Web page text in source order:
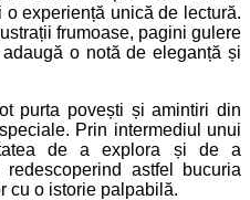
o experiență unică de lectură.
frumoase, pagini gulere
o notă de eleganță și
purta povești și amintiri din
Prin intermediul unui
de a explora și de a
astfel bucuria
cu o istorie palpabilă.